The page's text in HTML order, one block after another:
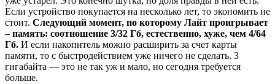
Если устройство покупается на несколько лет, то экономить не
стоит. Следующий момент, по которому Лайт проигрывает
– память: соотношение 3/32 Гб, естественно, хуже, чем 4/64
Гб. И если накопитель можно расширить за счет карты
памяти, то с быстродействием уже ничего не сделать. 3
гигабайта — это не так уж и мало, но сегодня требуется
больше.